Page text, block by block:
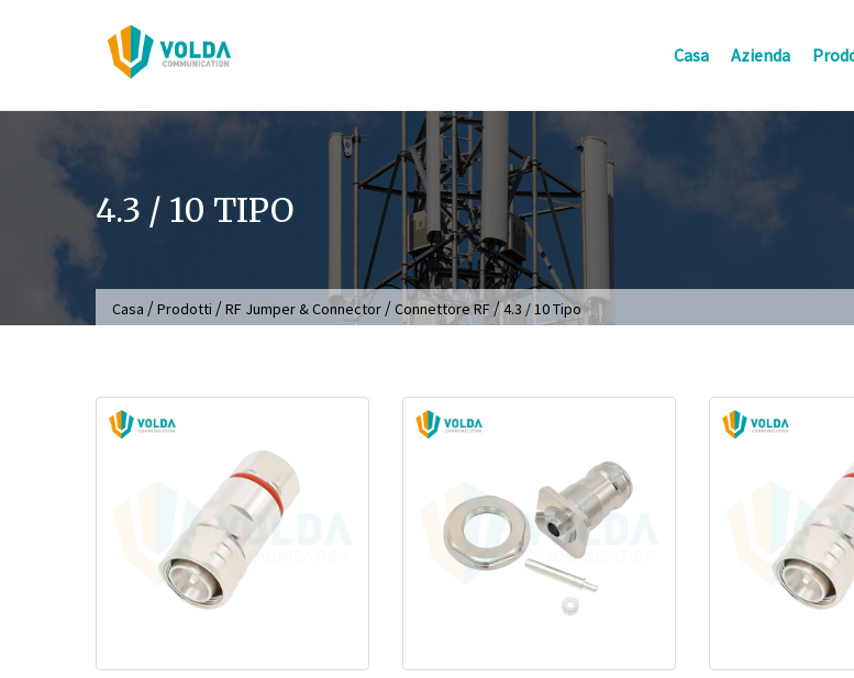
Casa Azienda
4.3 / 10 TIPO
Casa /Prodotti /RF Jumper & Connector /Connettore RF/4.3 / 10 Tipo